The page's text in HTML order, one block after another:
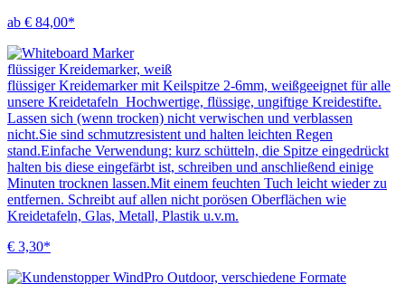
ab € 84,00*
flüssiger Kreidemarker, weiß
flüssiger Kreidemarker mit Keilspitze 2-6mm, weißgeeignet für alle
unsere Kreidetafeln Hochwertige, flüssige, ungiftige Kreidestifte.
Lassen sich (wenn trocken) nicht verwischen und verblassen
nicht.Sie sind schmutzresistent und halten leichten Regen
stand.Einfache Verwendung: kurz schütteln, die Spitze eingedrückt
halten bis diese eingefärbt ist, schreiben und anschließend einige
Minuten trocknen lassen.Mit einem feuchten Tuch leicht wieder zu
entfernen. Schreibt auf allen nicht porösen Oberflächen wie
Kreidetafeln, Glas, Metall, Plastik u.v.m.
€ 3,30*